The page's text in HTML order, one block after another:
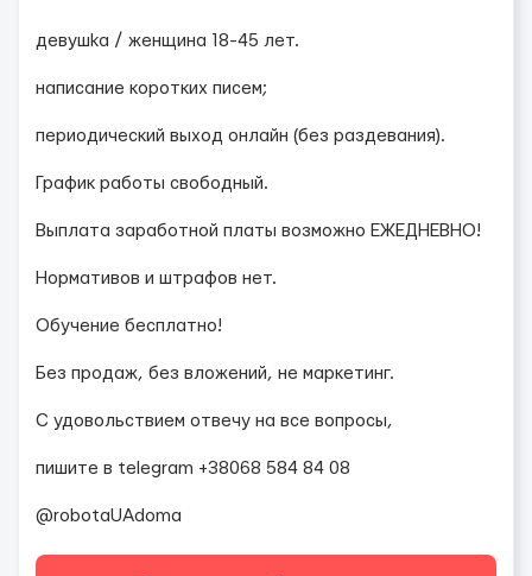
дeвушkа / женщина 18-45 лет.
написание коротких писем;
периодический выход онлайн (без раздевания).
График работы свободный.
Выплата заработной платы возможно ЕЖЕДНЕВНО!
Нормативов и штрафов нет.
Обучение бесплатно!
Без продаж, без вложений, не маркетинг.
С удовольствием отвечу на все вопросы,
пишите в telegram +38068 584 84 08
@robotaUAdoma